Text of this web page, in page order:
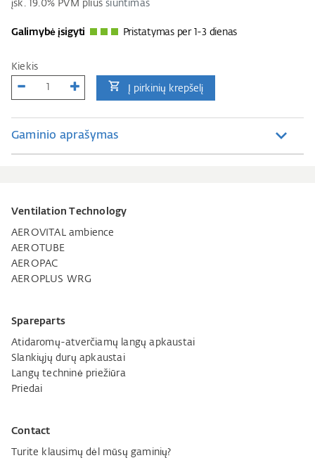
įsk. 19.0% PVM pliussiuntimas
Galimybė įsigyti Pristatymas per 1-3 dienas
Kiekis
Į pirkinių krepšelį
Gaminio aprašymas
Ventilation Technology
AEROVITAL ambience
AEROTUBE
AEROPAC
AEROPLUS WRG
Spareparts
Atidaromų-atverčiamų langų apkaustai
Slankiųjų durų apkaustai
Langų techninė priežiūra
Priedai
Contact
Turite klausimų dėl mūsų gaminių?